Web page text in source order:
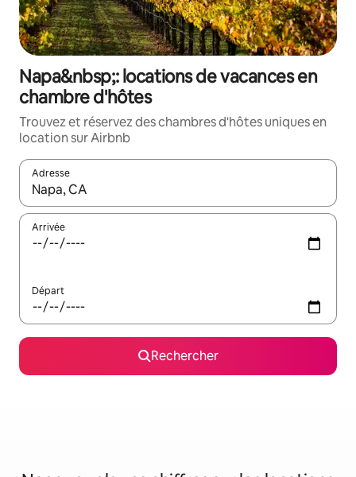
Napa&nbsp;: locations de vacances en
chambre d'hôtes
Trouvez et réservez des chambres d'hôtes uniques en
location sur Airbnb
Adresse
Lorsque les résultats s'affichent, utilisez les flèches vers le
Arrivée
Départ
Rechercher